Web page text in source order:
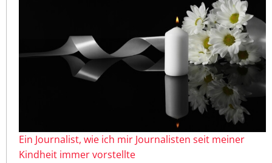
Ein Journalist, wie ich mir Journalisten seit meiner
Kindheit immer vorstellte